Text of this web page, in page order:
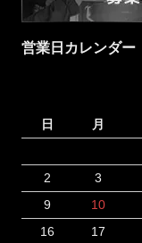
営業日カレンダー
日 月
2
3
9
10
16
17